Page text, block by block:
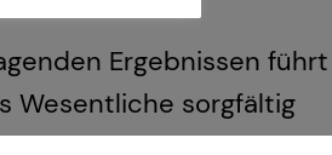
Ergebnissen
Wesentliche sorgfältig